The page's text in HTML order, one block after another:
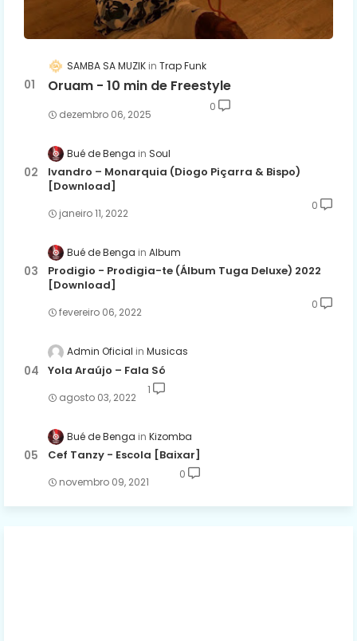
SAMBA SA MUZIK Trap Funk
Oruam - 10 min de Freestyle
dezembro 06, 2025
0
Bué de Benga Soul
Ivandro – Monarquia (Diogo Piçarra & Bispo)
[Download]
janeiro 11, 2022
0
Bué de Benga Album
Prodigio - Prodigia-te (Álbum Tuga Deluxe) 2022
[Download]
fevereiro 06, 2022
0
Admin Oficial Musicas
Yola Araújo – Fala Só
agosto 03, 2022
1
Bué de Benga Kizomba
Cef Tanzy - Escola [Baixar]
novembro 09, 2021
0